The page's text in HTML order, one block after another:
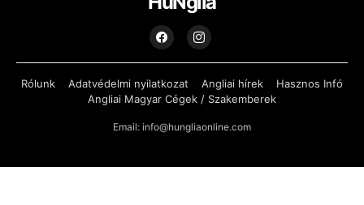
Rólunk Adatvédelmi nyilatkozat Angliai hírek
Hasznos Infó
Angliai Magyar Cégek / Szakemberek
Email: info@hungliaonline.com